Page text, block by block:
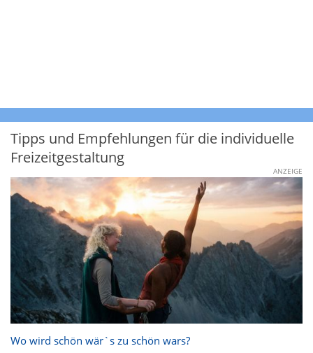
Tipps und Empfehlungen für die individuelle
Freizeitgestaltung
ANZEIGE
Wo wird schön wär`s zu schön wars?